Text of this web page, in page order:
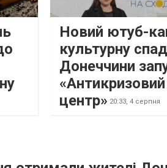
Новий ютуб-
культурну
Донеччини
центр» 20:33, 4 серпня